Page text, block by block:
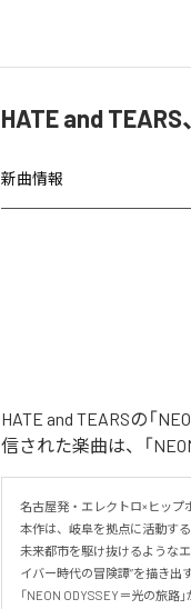
HATE and
新曲情報
HATE and TEARSの「
信された楽曲は、「
名古屋発・エレクトロ×ヒップ
本作は、岐阜を拠点に活動す
未来都市を駆け抜けるような
イバー時代の冒険譚”を描き出す
「NEON ODYSSEY＝光の旅路